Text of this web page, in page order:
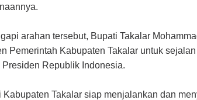
arahan tersebut, Bupati Takalar
Pemerintah Kabupaten Takalar untuk
Presiden Republik Indonesia.
Kabupaten Takalar siap menjalankan dan